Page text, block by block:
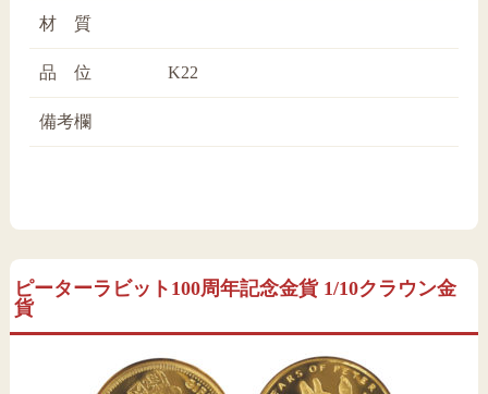
材 質
品 位 K22
備考欄
ピーターラビット100周年記念金貨 1/10クラウン金
貨